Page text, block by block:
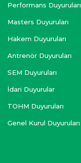
Performans Duyuruları
Masters Duyuruları
Hakem Duyuruları
Antrenör Duyuruları
SEM Duyuruları
İdari Duyurular
TOHM Duyuruları
Genel Kurul Duyuruları